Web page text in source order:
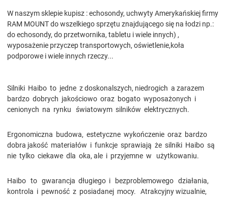
W naszym sklepie kupisz : echosondy, uchwyty Amerykańskiej firmy
RAM MOUNT do wszelkiego sprzętu znajdującego się na łodzi np.:
do echosondy, do przetwornika, tabletu i wiele innych) ,
wyposażenie przyczep transportowych, oświetlenie,koła
podporowe i wiele innych rzeczy...
Silniki Haibo to jedne z doskonalszych, niedrogich a zarazem
bardzo dobrych jakościowo oraz bogato wyposażonych i
cenionych na rynku światowym silników elektrycznych.
Ergonomiczna budowa, estetyczne wykończenie oraz bardzo
dobra jakość materiałów i funkcje sprawiają że silniki Haibo są
nie tylko ciekawe dla oka, ale i przyjemne w użytkowaniu.
Haibo to gwarancja długiego i bezproblemowego działania,
kontrola i pewność z posiadanej mocy. Atrakcyjny wizualnie,